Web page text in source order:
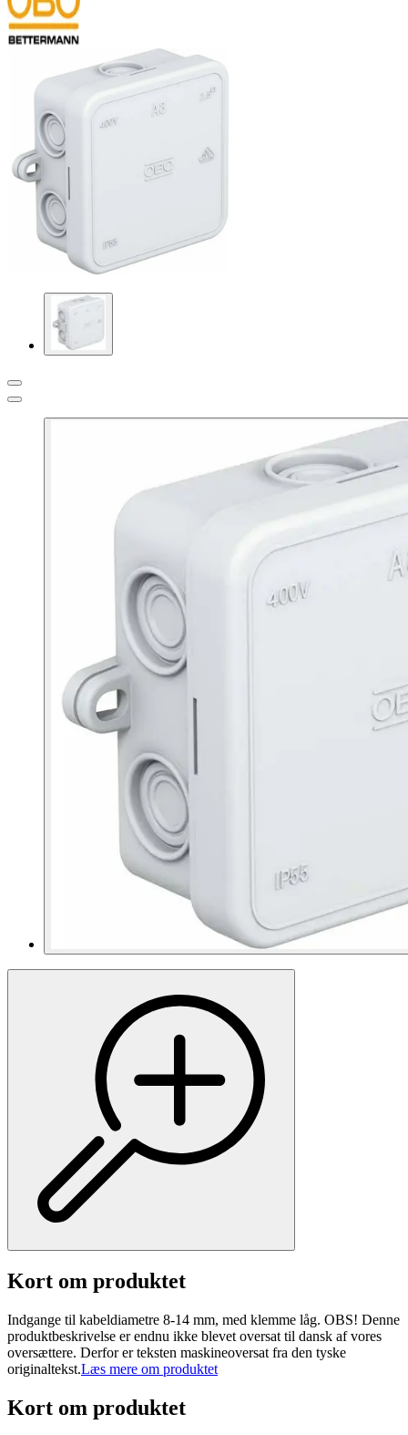
Kort om produktet
Indgange til kabeldiametre 8-14 mm, med klemme låg. OBS! Denne
produktbeskrivelse er endnu ikke blevet oversat til dansk af vores
oversættere. Derfor er teksten maskineoversat fra den tyske
originaltekst.Læs mere om produktet
Kort om produktet